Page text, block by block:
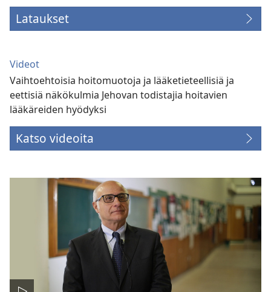
Lataukset
Videot
Vaihtoehtoisia hoitomuotoja ja lääketieteellisiä ja
eettisiä näkökulmia Jehovan todistajia hoitavien
lääkäreiden hyödyksi
Katso videoita